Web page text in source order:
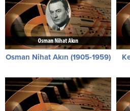
Osman Nihat Akın (1905-1959)